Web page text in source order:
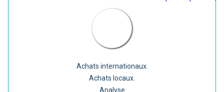
Achats internationaux.
Achats locaux.
Analyse